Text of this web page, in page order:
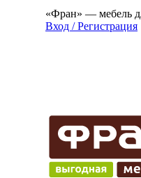
«Фран» — мебель
Вход / Регистрация